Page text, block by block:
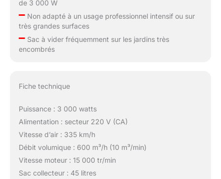
de 3 000 W
–Non adapté à un usage professionnel intensif ou sur
très grandes surfaces
–Sac à vider fréquemment sur les jardins très
encombrés
Fiche technique
Puissance : 3 000 watts
Alimentation : secteur 220 V (CA)
Vitesse d’air : 335 km/h
Débit volumique : 600 m³/h (10 m³/min)
Vitesse moteur : 15 000 tr/min
Sac collecteur : 45 litres